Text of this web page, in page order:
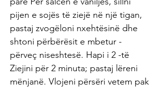
pijen e sojës të ziejë në një tigan,
pastaj zvogëloni nxehtësinë dhe
shtoni përbërësit e mbetur -
përveç niseshtesë. Hapi i 2 -të
Ziejini për 2 minuta; pastaj lëreni
mënjanë. Vlojeni përsëri vetem pak